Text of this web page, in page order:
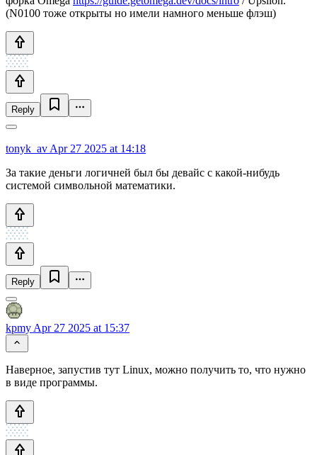
(N0100 тоже открыты но имели намного меньше флэш)
Reply
tonyk_av Apr 27 2025 at 14:18
За такие деньги логичней был бы девайс с какой-нибудь
системой символьной математики.
Reply
kpmy Apr 27 2025 at 15:37
Наверное, запустив тут Linux, можно получить то, что нужно
в виде программы.